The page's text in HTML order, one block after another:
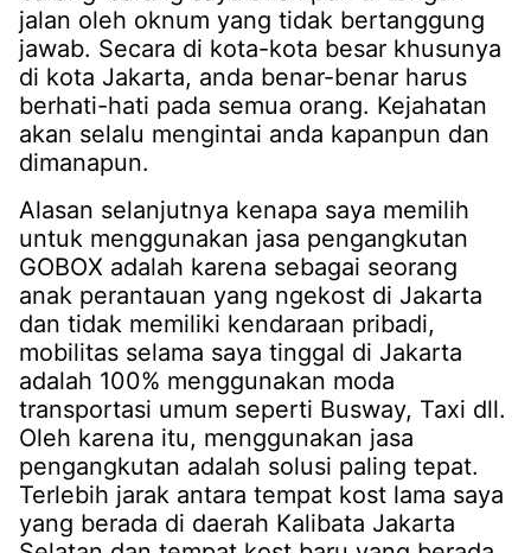
jalan oleh oknum yang tidak bertanggung
jawab. Secara di kota-kota besar khusunya
di kota Jakarta, anda benar-benar harus
berhati-hati pada semua orang. Kejahatan
akan selalu mengintai anda kapanpun dan
dimanapun.
Alasan selanjutnya kenapa saya memilih
untuk menggunakan jasa pengangkutan
GOBOX adalah karena sebagai seorang
anak perantauan yang ngekost di Jakarta
dan tidak memiliki kendaraan pribadi,
mobilitas selama saya tinggal di Jakarta
adalah 100% menggunakan moda
transportasi umum seperti Busway, Taxi dll.
Oleh karena itu, menggunakan jasa
pengangkutan adalah solusi paling tepat.
Terlebih jarak antara tempat kost lama saya
yang berada di daerah Kalibata Jakarta